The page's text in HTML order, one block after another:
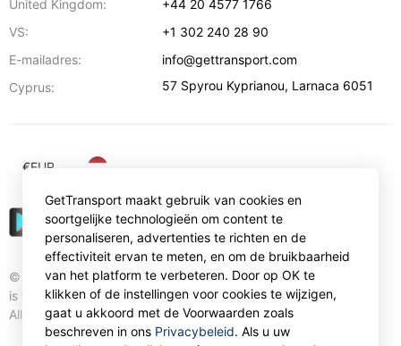
United Kingdom:
+44 20 4577 1766
VS:
+1 302 240 28 90
E-mailadres:
info@gettransport.com
Cyprus:
57 Spyrou Kyprianou, Larnaca 6051
© Gettransport International Limited. GetTransport®
is trademark of Gettransport International Limited.
All rights reserved.
€EUR
GetTransport maakt gebruik van cookies en
soortgelijke technologieën om content te
personaliseren, advertenties te richten en de
effectiviteit ervan te meten, en om de bruikbaarheid
van het platform te verbeteren. Door op OK te
klikken of de instellingen voor cookies te wijzigen,
gaat u akkoord met de Voorwaarden zoals
beschreven in ons Privacybeleid. Als u uw